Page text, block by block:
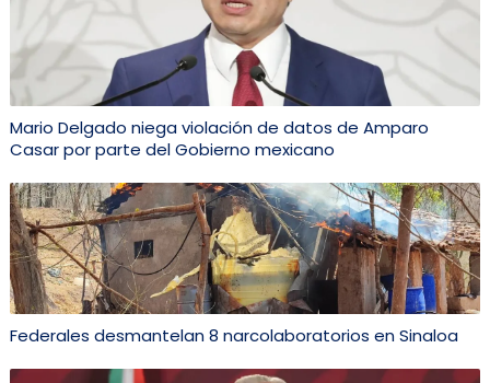
Mario Delgado niega violación de datos de Amparo
Casar por parte del Gobierno mexicano
Federales desmantelan 8 narcolaboratorios en Sinaloa